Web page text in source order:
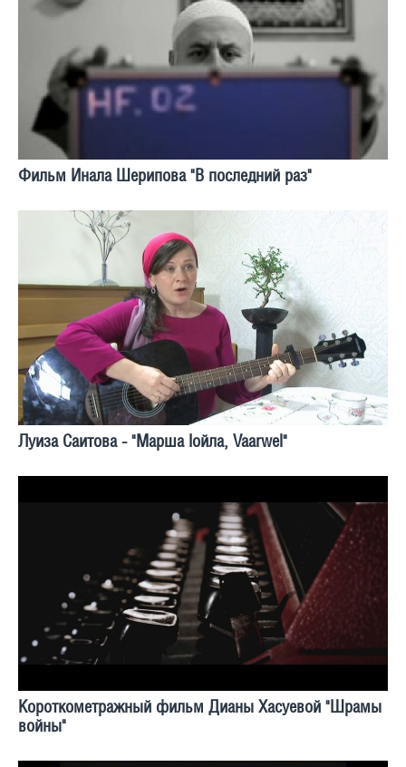
Фильм Инала Шерипова "В последний раз"
Луиза Саитова - "Марша Iойла, Vaarwel"
Короткометражный фильм Дианы Хасуевой "Шрамы
войны"